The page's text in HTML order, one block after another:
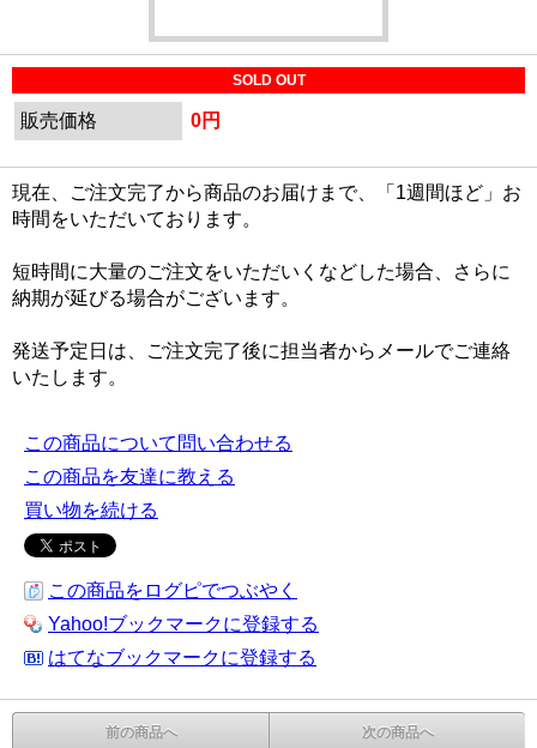
SOLD OUT
販売価格 0円
現在、ご注文完了から商品のお届けまで、「1週間ほど」お
時間をいただいております。
短時間に大量のご注文をいただいくなどした場合、さらに
納期が延びる場合がございます。
発送予定日は、ご注文完了後に担当者からメールでご連絡
いたします。
この商品について問い合わせる
この商品を友達に教える
買い物を続ける
この商品をログピでつぶやく
Yahoo!ブックマークに登録する
はてなブックマークに登録する
前の商品へ 次の商品へ